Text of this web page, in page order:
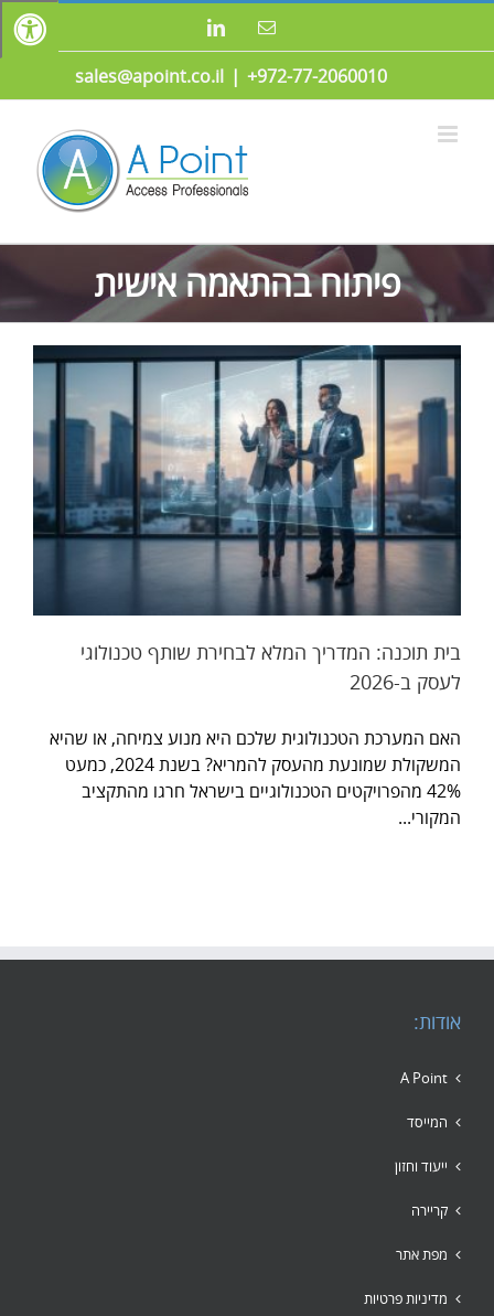
כתובת LinkedIn
972-77-2060010+
|
sales@apoint.co.il
פיתוח בהתאמה אישית
בית תוכנה: המדריך המלא לבחירת שותף טכנולוגי
לעסק ב-2026
האם המערכת הטכנולוגית שלכם היא מנוע צמיחה, או שהיא
המשקולת שמונעת מהעסק להמריא? בשנת 2024, כמעט
42% מהפרויקטים הטכנולוגיים בישראל חרגו מהתקציב
המקורי...
אודות:
A Point
המייסד
ייעוד וחזון
קריירה
מפת אתר
מדיניות פרטיות